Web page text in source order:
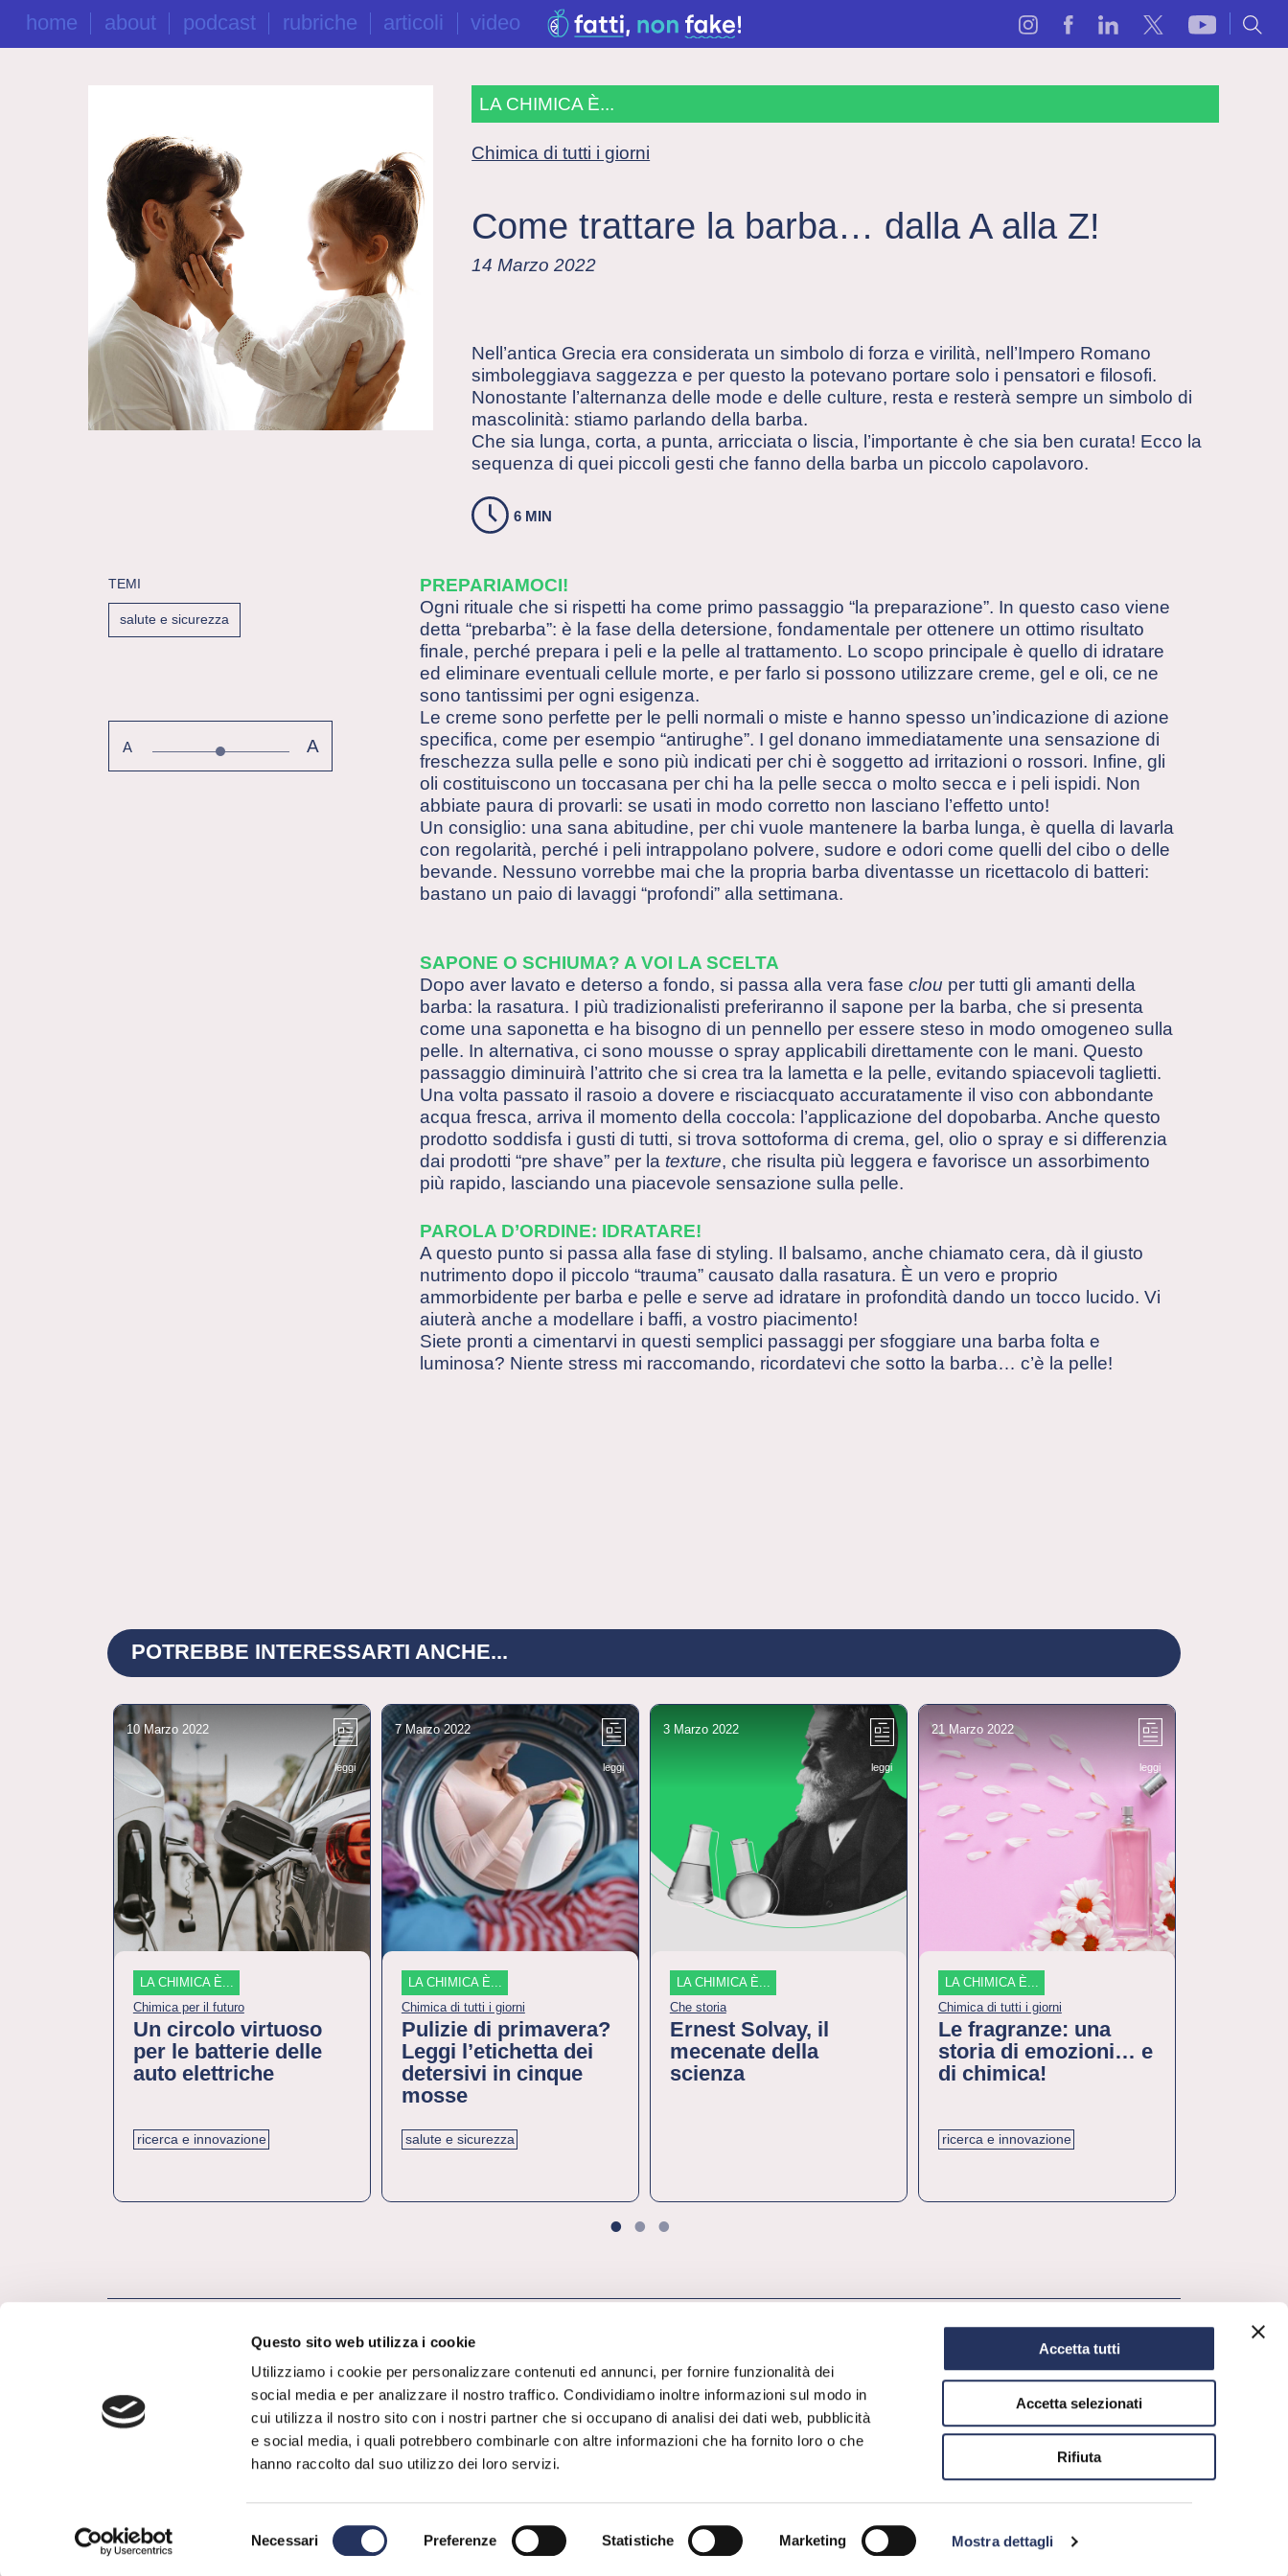
Questo sito web utilizza i cookie
Utilizziamo i cookie per personalizzare contenuti ed annunci, per fornire funzionalità dei
social media e per analizzare il nostro traffico. Condividiamo inoltre informazioni sul modo in
cui utilizza il nostro sito con i nostri partner che si occupano di analisi dei dati web, pubblicità
e social media, i quali potrebbero combinarle con altre informazioni che ha fornito loro o che
hanno raccolto dal suo utilizzo dei loro servizi.
del
Necessari Preferenze Statistiche Marketing Mostra dettagli
Accetta tutti
Accetta selezionati
Rifiuta
home about podcast rubriche articoli video
LA CHIMICA È...
Chimica di tutti i giorni
Come trattare la barba… dalla A alla Z!
14 Marzo 2022
Nell’antica Grecia era considerata un simbolo di forza e virilità, nell’Impero Romano
simboleggiava saggezza e per questo la potevano portare solo i pensatori e filosofi.
Nonostante l’alternanza delle mode e delle culture, resta e resterà sempre un simbolo di
mascolinità: stiamo parlando della barba.
Che sia lunga, corta, a punta, arricciata o liscia, l’importante è che sia ben curata! Ecco la
sequenza di quei piccoli gesti che fanno della barba un piccolo capolavoro.
6 MIN
TEMI
salute e sicurezza
A A
PREPARIAMOCI!
Ogni rituale che si rispetti ha come primo passaggio “la preparazione”. In questo caso viene
detta “prebarba”: è la fase della detersione, fondamentale per ottenere un ottimo risultato
finale, perché prepara i peli e la pelle al trattamento. Lo scopo principale è quello di idratare
ed eliminare eventuali cellule morte, e per farlo si possono utilizzare creme, gel e oli, ce ne
sono tantissimi per ogni esigenza.
Le creme sono perfette per le pelli normali o miste e hanno spesso un’indicazione di azione
specifica, come per esempio “antirughe”. I gel donano immediatamente una sensazione di
freschezza sulla pelle e sono più indicati per chi è soggetto ad irritazioni o rossori. Infine, gli
oli costituiscono un toccasana per chi ha la pelle secca o molto secca e i peli ispidi. Non
abbiate paura di provarli: se usati in modo corretto non lasciano l’effetto unto!
Un consiglio: una sana abitudine, per chi vuole mantenere la barba lunga, è quella di lavarla
con regolarità, perché i peli intrappolano polvere, sudore e odori come quelli del cibo o delle
bevande. Nessuno vorrebbe mai che la propria barba diventasse un ricettacolo di batteri:
bastano un paio di lavaggi “profondi” alla settimana.
SAPONE O SCHIUMA? A VOI LA SCELTA
Dopo aver lavato e deterso a fondo, si passa alla vera fase clou per tutti gli amanti della
barba: la rasatura. I più tradizionalisti preferiranno il sapone per la barba, che si presenta
come una saponetta e ha bisogno di un pennello per essere steso in modo omogeneo sulla
pelle. In alternativa, ci sono mousse o spray applicabili direttamente con le mani. Questo
passaggio diminuirà l’attrito che si crea tra la lametta e la pelle, evitando spiacevoli taglietti.
Una volta passato il rasoio a dovere e risciacquato accuratamente il viso con abbondante
acqua fresca, arriva il momento della coccola: l’applicazione del dopobarba. Anche questo
prodotto soddisfa i gusti di tutti, si trova sottoforma di crema, gel, olio o spray e si differenzia
dai prodotti “pre shave” per la texture, che risulta più leggera e favorisce un assorbimento
più rapido, lasciando una piacevole sensazione sulla pelle.
PAROLA D’ORDINE: IDRATARE!
A questo punto si passa alla fase di styling. Il balsamo, anche chiamato cera, dà il giusto
nutrimento dopo il piccolo “trauma” causato dalla rasatura. È un vero e proprio
ammorbidente per barba e pelle e serve ad idratare in profondità dando un tocco lucido. Vi
aiuterà anche a modellare i baffi, a vostro piacimento!
Siete pronti a cimentarvi in questi semplici passaggi per sfoggiare una barba folta e
luminosa? Niente stress mi raccomando, ricordatevi che sotto la barba… c’è la pelle!
POTREBBE INTERESSARTI ANCHE...
10 Marzo 2022
leggi
LA CHIMICA È...
Chimica per il futuro
Un circolo virtuoso
per le batterie delle
auto elettriche
ricerca e innovazione
7 Marzo 2022
leggi
LA CHIMICA È...
Chimica di tutti i giorni
Pulizie di primavera?
Leggi l’etichetta dei
detersivi in cinque
mosse
salute e sicurezza
3 Marzo 2022
leggi
LA CHIMICA È...
Che storia
Ernest Solvay, il
mecenate della
scienza
21 Marzo 2022
leggi
LA CHIMICA È...
Chimica di tutti i giorni
Le fragranze: una
storia di emozioni… e
di chimica!
ricerca e innovazione
Legal e Privacy| Cookie Policy